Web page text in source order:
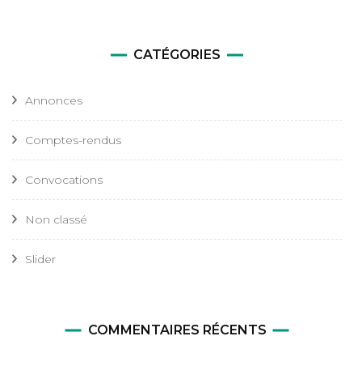
CATÉGORIES
Annonces
Comptes-rendus
Convocations
Non classé
Slider
COMMENTAIRES RÉCENTS